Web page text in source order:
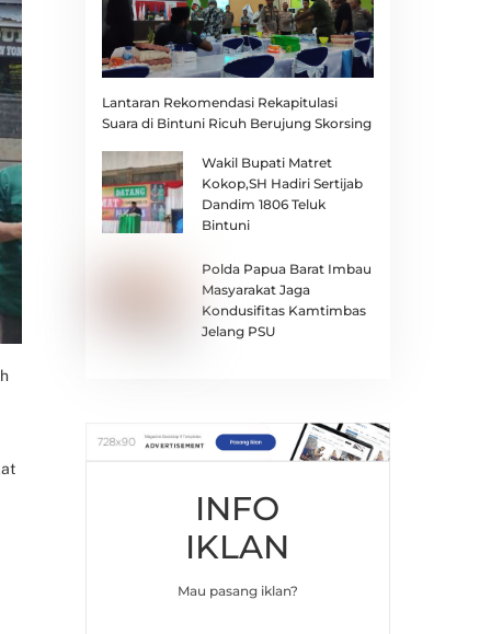
Lantaran Rekomendasi Rekapitulasi
Suara di Bintuni Ricuh Berujung Skorsing
Wakil Bupati Matret
Kokop,SH Hadiri Sertijab
Dandim 1806 Teluk
Bintuni
Polda Papua Barat Imbau
Masyarakat Jaga
Kondusifitas Kamtimbas
Jelang PSU
INFO
IKLAN
Mau pasang iklan?